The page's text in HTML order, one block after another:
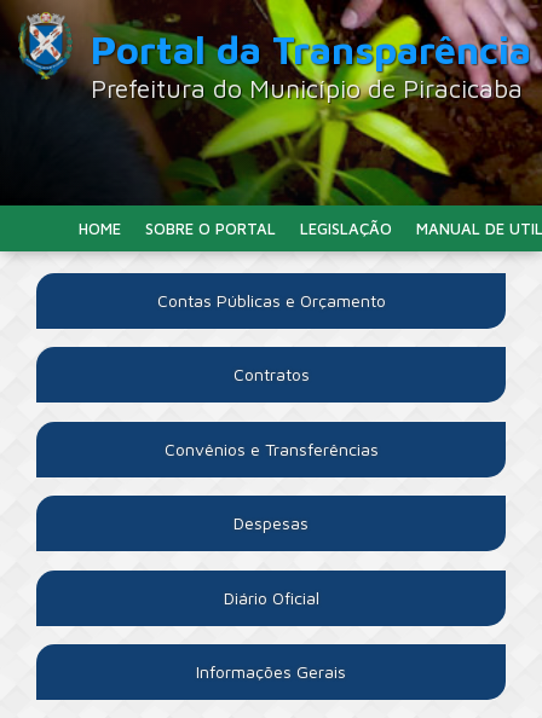
Portal da Transparência
Prefeitura do Município de Piracicaba
HOME SOBRE O PORTAL LEGISLAÇÃO MANUAL DE
Contas Públicas e Orçamento
Contratos
Convênios e Transferências
Despesas
Diário Oficial
Informações Gerais